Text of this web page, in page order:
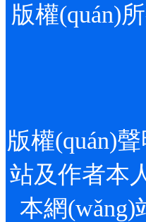
版權(quán)所
版權(quán)
站及作者本人
本網(wǎng)